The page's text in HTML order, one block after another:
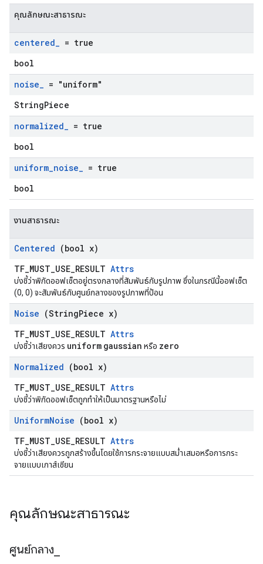
คุณลักษณะสาธารณะ
centered_ = true
bool
noise_ = "uniform"
StringPiece
normalized_ = true
bool
uniform_noise_ = true
bool
งานสาธารณะ
Centered (bool x)
TF_MUST_USE_RESULT Attrs
บ่งชี้ว่าพิกัดออฟเซ็ตอยู่ตรงกลางที่สัมพันธ์กับรูปภาพ ซึ่งในกรณีนี้ออฟเซ็ต
(0, 0) จะสัมพันธ์กับศูนย์กลางของรูปภาพที่ป้อน
Noise (StringPiece x)
TF_MUST_USE_RESULT Attrs
บ่งชี้ว่าเสียงควร uniform gaussian หรือ zero
Normalized (bool x)
TF_MUST_USE_RESULT Attrs
บ่งชี้ว่าพิกัดออฟเซ็ตถูกทำให้เป็นมาตรฐานหรือไม่
UniformNoise (bool x)
TF_MUST_USE_RESULT Attrs
บ่งชี้ว่าเสียงควรถูกสร้างขึ้นโดยใช้การกระจายแบบสม่ำเสมอหรือการกระ
จายแบบเกาส์เซียน
คุณลักษณะสาธารณะ
ศูนย์กลาง